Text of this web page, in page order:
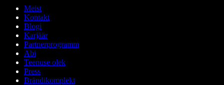
Meist
Kontakt
Blogi
Karjäär
Partnerprogramm
Abi
Teenuse olek
Press
Brändikomplekt